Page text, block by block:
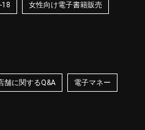
18 女性向け電子書籍販売
舗に関するQ&A 電子マネー